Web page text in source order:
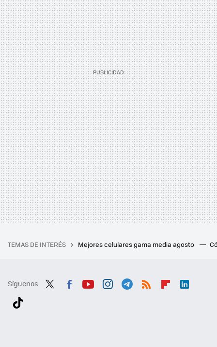
TEMAS DE INTERÉS Mejores celulares gama media agosto
Síguenos